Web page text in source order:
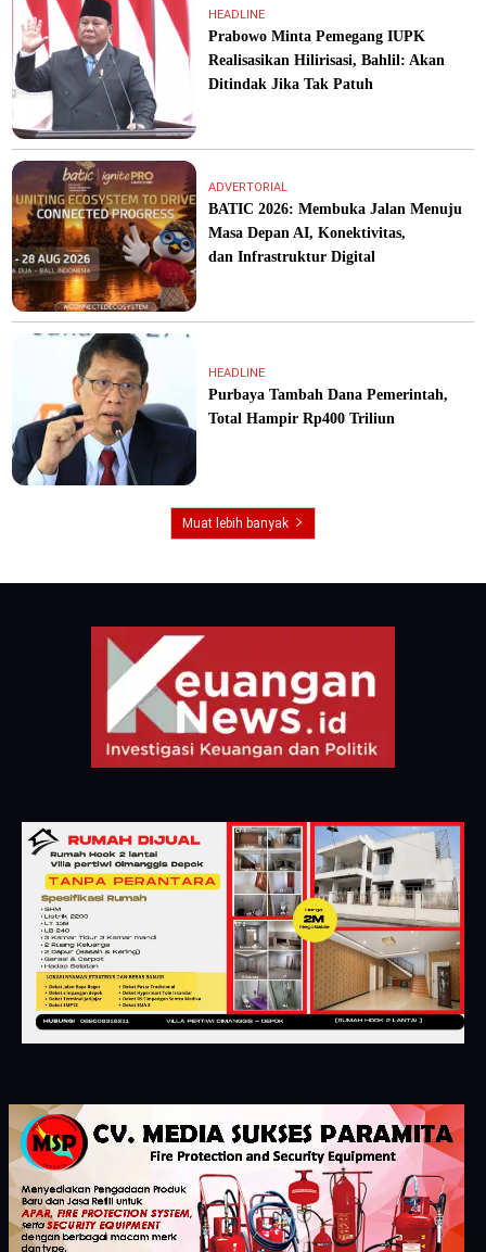
HEADLINE
Prabowo Minta Pemegang IUPK
Realisasikan Hilirisasi, Bahlil: Akan
Ditindak Jika Tak Patuh
ADVERTORIAL
BATIC 2026: Membuka Jalan Menuju
Masa Depan AI, Konektivitas,
dan Infrastruktur Digital
HEADLINE
Purbaya Tambah Dana Pemerintah,
Total Hampir Rp400 Triliun
Muat lebih banyak